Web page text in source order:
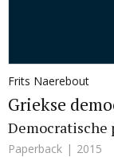
Frits Naerebout
Griekse
Paperback 2015